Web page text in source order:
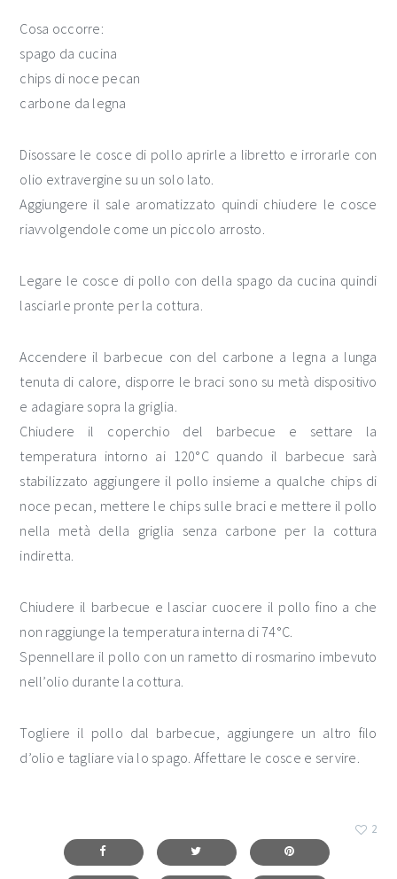
Cosa occorre:
spago da cucina
chips di noce pecan
carbone da legna
Disossare le cosce di pollo aprirle a libretto e irrorarle con
olio extravergine su un solo lato.
Aggiungere il sale aromatizzato quindi chiudere le cosce
riavvolgendole come un piccolo arrosto.
Legare le cosce di pollo con della spago da cucina quindi
lasciarle pronte per la cottura.
Accendere il barbecue con del carbone a legna a lunga
tenuta di calore, disporre le braci sono su metà dispositivo
e adagiare sopra la griglia.
Chiudere il coperchio del barbecue e settare la
temperatura intorno ai 120°C quando il barbecue sarà
stabilizzato aggiungere il pollo insieme a qualche chips di
noce pecan, mettere le chips sulle braci e mettere il pollo
nella metà della griglia senza carbone per la cottura
indiretta.
Chiudere il barbecue e lasciar cuocere il pollo fino a che
non raggiunge la temperatura interna di 74°C.
Spennellare il pollo con un rametto di rosmarino imbevuto
nell’olio durante la cottura.
Togliere il pollo dal barbecue, aggiungere un altro filo
d’olio e tagliare via lo spago. Affettare le cosce e servire.
2